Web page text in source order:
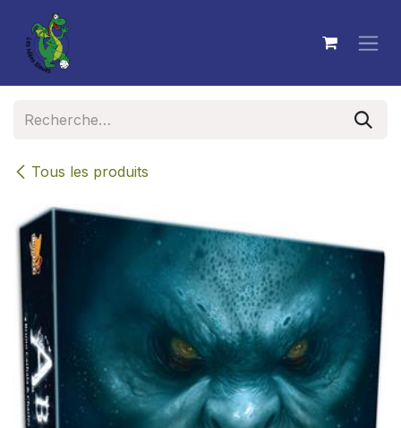
Se rendre au contenu
Tous les produits